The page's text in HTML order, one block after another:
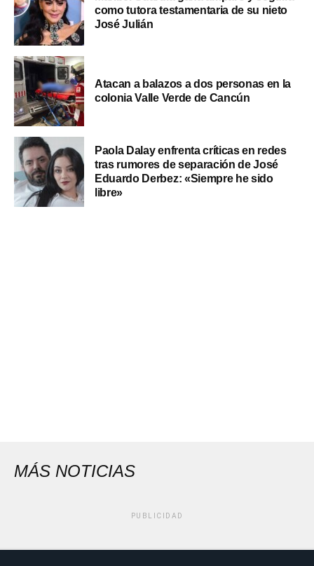
como tutora testamentaria de su nieto
José Julián
Atacan a balazos a dos personas en la
colonia Valle Verde de Cancún
Paola Dalay enfrenta críticas en redes
tras rumores de separación de José
Eduardo Derbez: «Siempre he sido
libre»
MÁS NOTICIAS
PUBLICIDAD